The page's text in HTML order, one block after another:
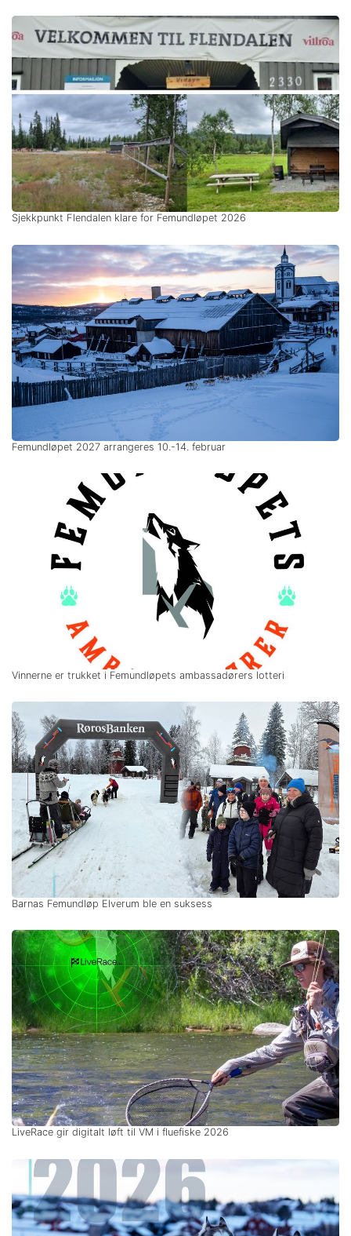
Sjekkpunkt Flendalen klare for Femundløpet 2026
Femundløpet 2027 arrangeres 10.-14. februar
Vinnerne er trukket i Femundløpets ambassadørers lotteri
Barnas Femundløp Elverum ble en suksess
LiveRace gir digitalt løft til VM i fluefiske 2026